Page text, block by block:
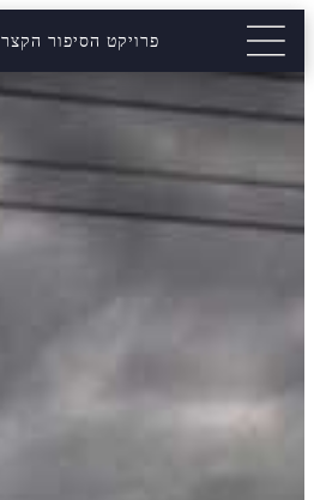
פרויקט הסיפור הקצר